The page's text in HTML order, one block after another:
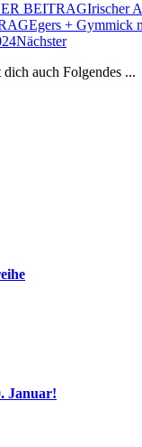
BEITRAGIrischer
Egers + Gymmick
Nächster
auch Folgendes ...
Januar!